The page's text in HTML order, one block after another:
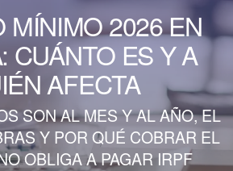
MÍNIMO 2026 EN
CUÁNTO ES Y A
AFECTA
SON AL MES Y AL AÑO, EL
Y POR QUÉ COBRAR EL
OBLIGA A PAGAR IRPF